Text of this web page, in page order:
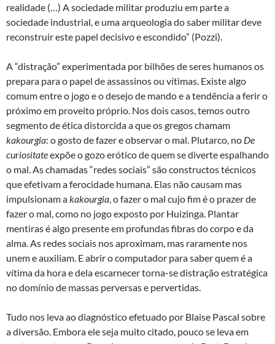
realidade (…) A sociedade militar produziu em parte a
sociedade industrial, e uma arqueologia do saber militar deve
reconstruir este papel decisivo e escondido” (Pozzi).
A “distração” experimentada por bilhões de seres humanos os
prepara para o papel de assassinos ou vítimas. Existe algo
comum entre o jogo e o desejo de mando e a tendência a ferir o
próximo em proveito próprio. Nos dois casos, temos outro
segmento de ética distorcida a que os gregos chamam
kakourgia: o gosto de fazer e observar o mal. Plutarco, no De
curiositateexpõe o gozo erótico de quem se diverte espalhando
o mal. As chamadas “redes sociais” são constructos técnicos
que efetivam a ferocidade humana. Elas não causam mas
impulsionam akakourgia, o fazer o mal cujo fim é o prazer de
fazer o mal, como no jogo exposto por Huizinga. Plantar
mentiras é algo presente em profundas fibras do corpo e da
alma. As redes sociais nos aproximam, mas raramente nos
unem e auxiliam. E abrir o computador para saber quem é a
vítima da hora e dela escarnecer torna-se distração estratégica
no domínio de massas perversas e pervertidas.
Tudo nos leva ao diagnóstico efetuado por Blaise Pascal sobre
a diversão. Embora ele seja muito citado, pouco se leva em